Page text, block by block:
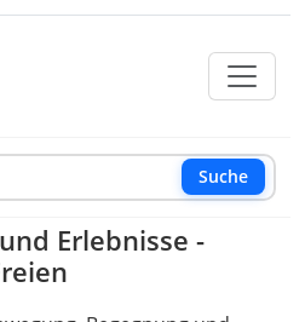
Suche
Erlebnisse -